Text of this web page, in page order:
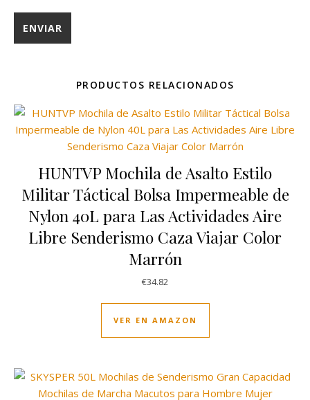
PRODUCTOS RELACIONADOS
HUNTVP Mochila de Asalto Estilo
Militar Táctical Bolsa Impermeable de
Nylon 40L para Las Actividades Aire
Libre Senderismo Caza Viajar Color
Marrón
€34.82
VER EN AMAZON